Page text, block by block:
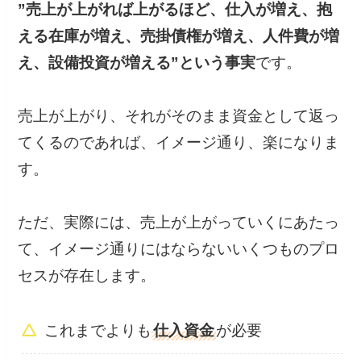
”売上が上がれば上がるほど、仕入が増え、抱
える在庫が増え、売掛債権が増え、人件費が増
え、設備投資が増える”という事実です。
売上が上がり、それがそのまま資金として返っ
てくるのであれば、イメージ通り、楽になりま
す。
ただ、実際には、売上が上がっていくにあたっ
て、イメージ通りにはならないいくつものプロ
セスが存在します。
これまでよりも仕入資金が必要